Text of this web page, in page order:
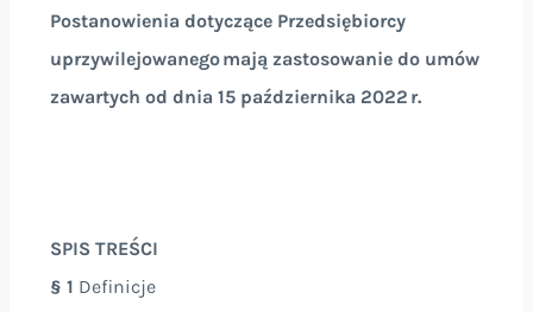
Postanowienia dotyczące Przedsiębiorcy
uprzywilejowanego mają zastosowanie do umów
zawartych od dnia 15 października 2022 r.
SPIS TREŚCI
§ 1 Definicje